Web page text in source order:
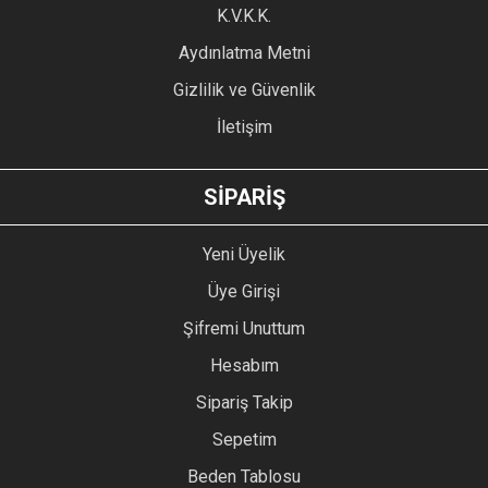
Ürün fiyatı diğer sitelerden daha pahalı.
GÖNDER
K.V.K.K.
Aydınlatma Metni
Gizlilik ve Güvenlik
İletişim
SİPARİŞ
Yeni Üyelik
Üye Girişi
Şifremi Unuttum
Hesabım
Sipariş Takip
Sepetim
Beden Tablosu